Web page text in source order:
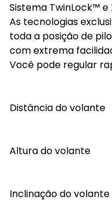
Sistema TwinLock™
As tecnologias
toda a posição de
com extrema
Você pode regular
Distância do volante
Altura do volante
Inclinação do volante